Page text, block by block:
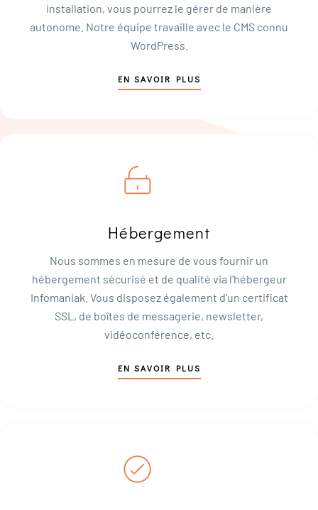
installation, vous pourrez le gérer de manière
autonome. Notre équipe travaille avec le CMS connu
WordPress.
EN SAVOIR PLUS
Hébergement
Nous sommes en mesure de vous fournir un
hébergement sécurisé et de qualité via l'hébergeur
Infomaniak. Vous disposez également d'un certificat
SSL, de boîtes de messagerie, newsletter,
vidéoconférence, etc.
EN SAVOIR PLUS